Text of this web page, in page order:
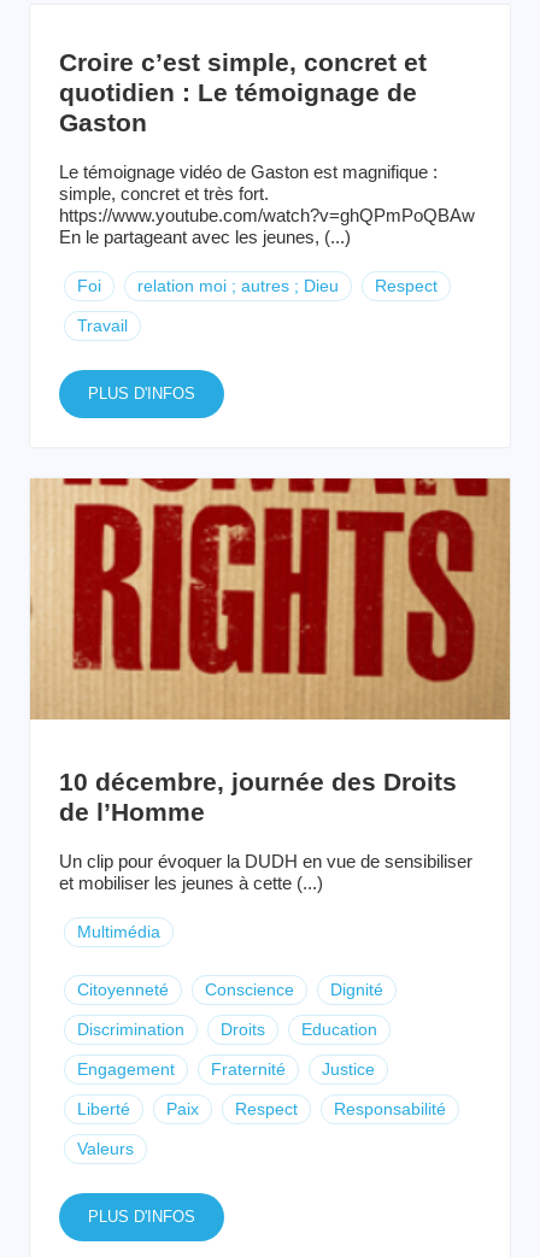
Croire c’est simple, concret et
quotidien : Le témoignage de
Gaston
Le témoignage vidéo de Gaston est magnifique :
simple, concret et très fort.
https://www.youtube.com/watch?v=ghQPmPoQBAw
En le partageant avec les jeunes, (...)
Foi relation moi ; autres ; Dieu Respect
Travail
PLUS D'INFOS
10 décembre, journée des Droits
de l’Homme
Un clip pour évoquer la DUDH en vue de sensibiliser
et mobiliser les jeunes à cette (...)
Multimédia
Citoyenneté Conscience Dignité
Discrimination Droits Education
Engagement Fraternité Justice
Liberté Paix Respect Responsabilité
Valeurs
PLUS D'INFOS